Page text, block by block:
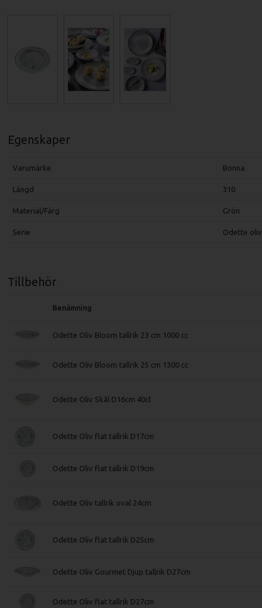
Egenskaper
Varumärke Bonna
Längd 310
Material/Färg Grön
Serie Odette oliv
Tillbehör
Benämning
Odette Oliv Bloom tallrik 23 cm 1000 cc
Odette Oliv Bloom tallrik 25 cm 1300 cc
Odette Oliv Skål D16cm 40cl
Odette Oliv flat tallrik D17cm
Odette Oliv flat tallrik D19cm
Odette Oliv tallrik oval 24cm
Odette Oliv flat tallrik D25cm
Odette Oliv Gourmet Djup tallrik D27cm
Odette Oliv flat tallrik D27cm